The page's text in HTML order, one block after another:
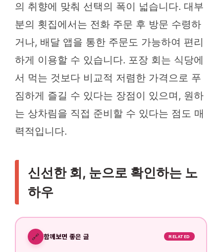
의 취향에 맞춰 선택의 폭이 넓습니다. 대부
분의 횟집에서는 전화 주문 후 방문 수령하
거나, 배달 앱을 통한 주문도 가능하여 편리
하게 이용할 수 있습니다. 포장 회는 식당에
서 먹는 것보다 비교적 저렴한 가격으로 푸
짐하게 즐길 수 있다는 장점이 있으며, 원하
는 상차림을 직접 준비할 수 있다는 점도 매
력적입니다.
신선한 회, 눈으로 확인하는 노
하우
🔗 함께보면 좋은 글 RELATED